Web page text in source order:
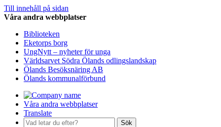
Till innehåll på sidan
Våra andra webbplatser
Biblioteken
Eketorps borg
UngNytt – nyheter för unga
Världsarvet Södra Ölands odlingslandskap
Ölands Besöksnäring AB
Ölands kommunalförbund
Våra andra webbplatser
Translate
Sök